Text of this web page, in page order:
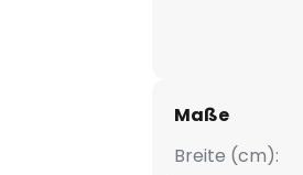
Maße
Breite (cm):